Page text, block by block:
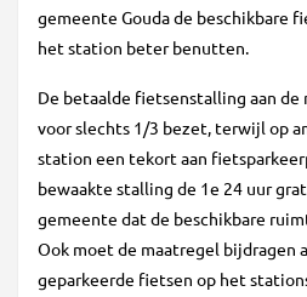
gemeente Gouda de beschikbare
het station beter benutten.
De betaalde fietsenstalling aan
voor slechts 1/3 bezet, terwijl op
station een tekort aan
bewaakte stalling de 1e 24 uur
gemeente dat de beschikbare
Ook moet de maatregel bijdragen
geparkeerde fietsen op het